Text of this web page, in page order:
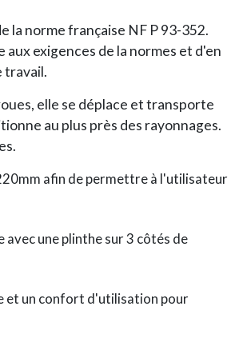
la norme française NF P 93-352.
exigences de la normes et d'en
travail.
elle se déplace et transporte
au plus près des rayonnages.
afin de permettre à l'utilisateur
une plinthe sur 3 côtés de
et un confort d'utilisation pour